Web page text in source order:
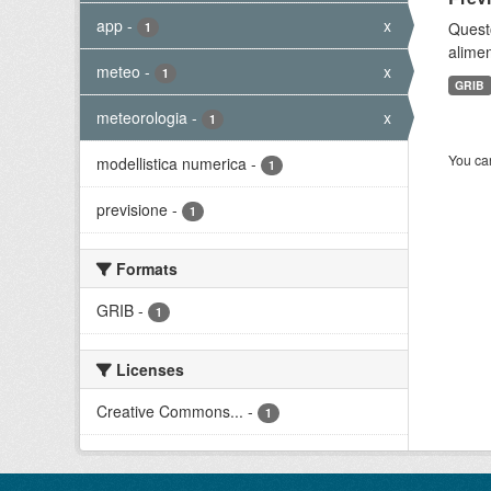
app - 1 x
meteo - 1 x
meteorologia - 1 x
modellistica numerica - 1
previsione - 1
Formats
GRIB - 1
Licenses
Creative Commons... - 1
GRIB
You